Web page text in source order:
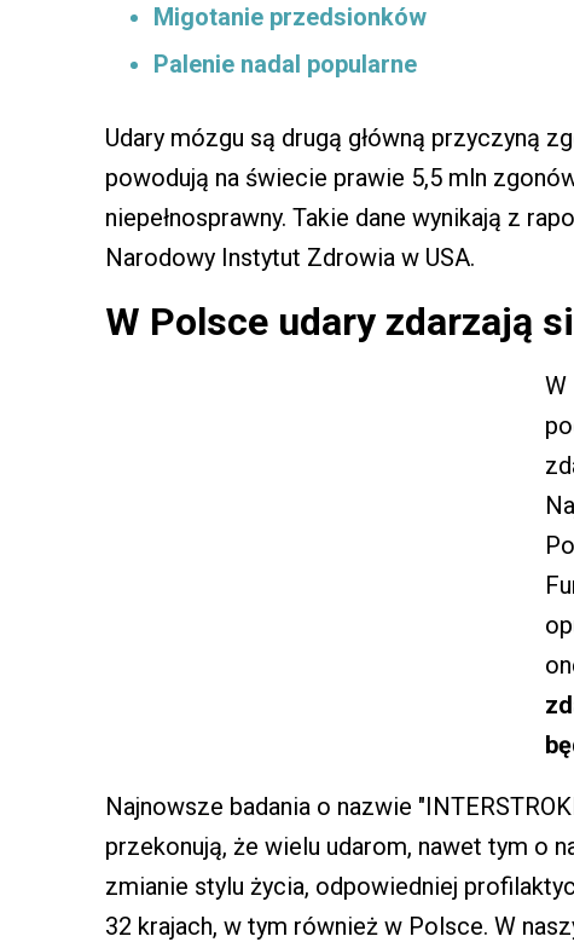
Migotanie przedsionków
Palenie nadal popularne
Udary mózgu są drugą główną przyczyną
powodują na świecie prawie 5,5 mln
niepełnosprawny. Takie dane wynikają z
Narodowy Instytut Zdrowia w USA.
W Polsce udary zdarzają
W
Najnowsze badania o nazwie
przekonują, że wielu udarom, nawet tym o
zmianie stylu życia, odpowiedniej
32 krajach, w tym również w Polsce. W